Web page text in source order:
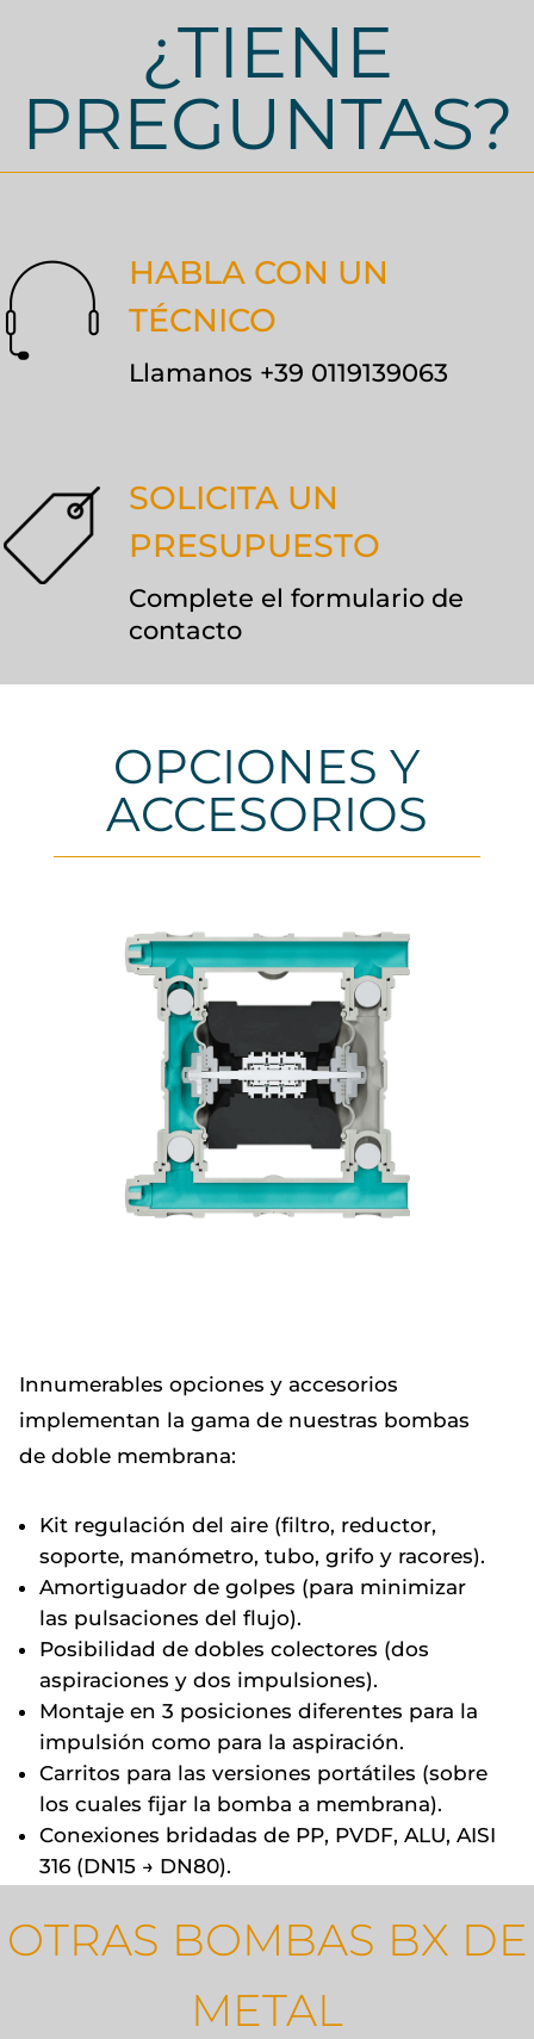
¿TIENE
PREGUNTAS?
HABLA CON UN
TÉCNICO
Llamanos +39 0119139063
SOLICITA UN
PRESUPUESTO
Complete el formulario de
contacto
OPCIONES Y
ACCESORIOS
Innumerables opciones y accesorios
implementan la gama de nuestras bombas
de doble membrana:
Kit regulación del aire (filtro, reductor,
soporte, manómetro, tubo, grifo y racores).
Amortiguador de golpes (para minimizar
las pulsaciones del flujo).
Posibilidad de dobles colectores (dos
aspiraciones y dos impulsiones).
Montaje en 3 posiciones diferentes para la
impulsión como para la aspiración.
Carritos para las versiones portátiles (sobre
los cuales fijar la bomba a membrana).
Conexiones bridadas de PP, PVDF, ALU, AISI
316 (DN15 → DN80).
OTRAS BOMBAS BX DE
METAL